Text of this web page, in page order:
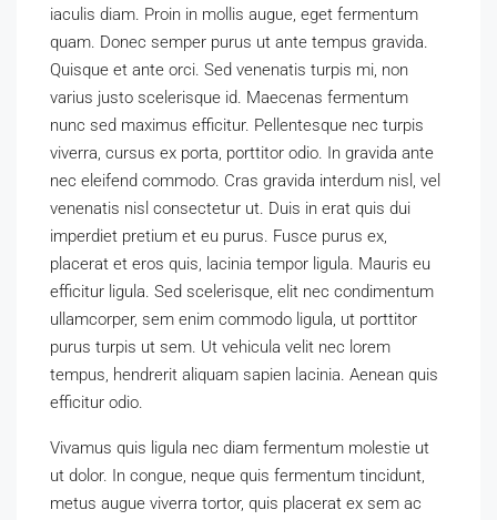
iaculis diam. Proin in mollis augue, eget fermentum
quam. Donec semper purus ut ante tempus gravida.
Quisque et ante orci. Sed venenatis turpis mi, non
varius justo scelerisque id. Maecenas fermentum
nunc sed maximus efficitur. Pellentesque nec turpis
viverra, cursus ex porta, porttitor odio. In gravida ante
nec eleifend commodo. Cras gravida interdum nisl, vel
venenatis nisl consectetur ut. Duis in erat quis dui
imperdiet pretium et eu purus. Fusce purus ex,
placerat et eros quis, lacinia tempor ligula. Mauris eu
efficitur ligula. Sed scelerisque, elit nec condimentum
ullamcorper, sem enim commodo ligula, ut porttitor
purus turpis ut sem. Ut vehicula velit nec lorem
tempus, hendrerit aliquam sapien lacinia. Aenean quis
efficitur odio.
Vivamus quis ligula nec diam fermentum molestie ut
ut dolor. In congue, neque quis fermentum tincidunt,
metus augue viverra tortor, quis placerat ex sem ac